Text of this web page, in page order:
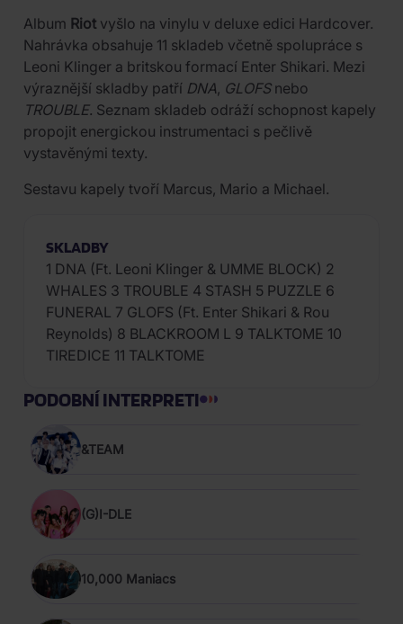
Album Riot vyšlo na vinylu v deluxe edici Hardcover.
Nahrávka obsahuje 11 skladeb včetně spolupráce s
Leoni Klinger a britskou formací Enter Shikari. Mezi
výraznější skladby patří DNA, GLOFSnebo
TROUBLE. Seznam skladeb odráží schopnost kapely
propojit energickou instrumentaci s pečlivě
vystavěnými texty.
Sestavu kapely tvoří Marcus, Mario a Michael.
SKLADBY
1 DNA (Ft. Leoni Klinger & UMME BLOCK) 2
WHALES 3 TROUBLE 4 STASH 5 PUZZLE 6
FUNERAL 7 GLOFS (Ft. Enter Shikari & Rou
Reynolds) 8 BLACKROOM L 9 TALKTOME 10
TIREDICE 11 TALKTOME
PODOBNÍ INTERPRETI
&TEAM
(G)I-DLE
10,000 Maniacs